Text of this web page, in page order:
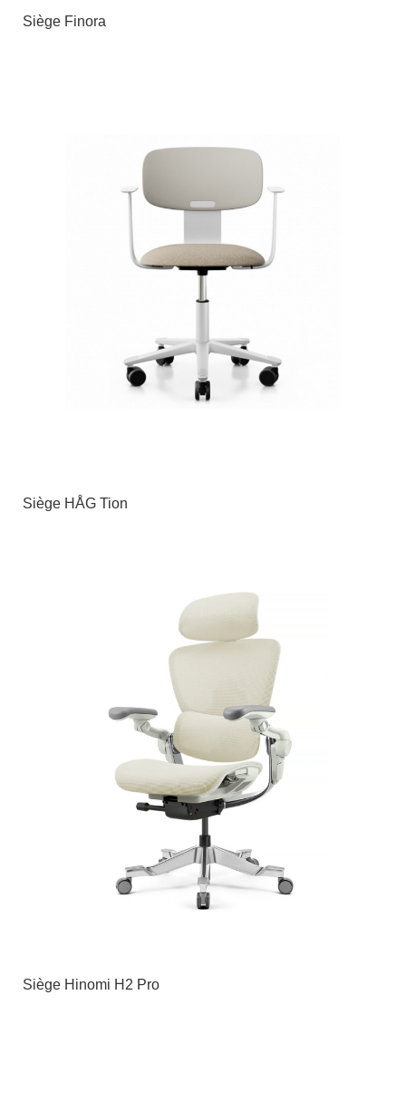
Siège Finora
Siège HÅG Tion
Siège Hinomi H2 Pro